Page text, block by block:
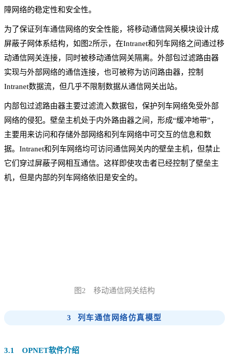
障网络的稳定性和安全性。
为了保证列车通信网络的安全性能，将移动通信网关模块设计成
屏蔽子网体系结构，如图2所示，在Intranet和列车网络之间通过移
动通信网关连接，同时被移动通信网关隔离。外部包过滤路由器
实现与外部网络的通信连接，也可被称为访问路由器，控制
Intranet数据流，但几乎不限制数据从通信网关出站。
内部包过滤路由器主要过滤流入数据包，保护列车网络免受外部
网络的侵犯。壁垒主机处于内外路由器之间，形成“缓冲地带”，
主要用来访问和存储外部网络和列车网络中可交互的信息和数
据。Intranet和列车网络均可访问通信网关内的壁垒主机，但禁止
它们穿过屏蔽子网相互通信。这样即使攻击者已经控制了壁垒主
机，但是内部的列车网络依旧是安全的。
图2 移动通信网关结构
3 列车通信网络仿真模型
3.1 OPNET软件介绍